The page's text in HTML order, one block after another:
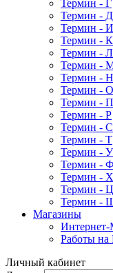
Термин - Г
Термин - Д
Термин - И
Термин - К
Термин - Л
Термин -
Термин - Н
Термин - О
Термин - П
Термин - Р
Термин - С
Термин - Т
Термин - У
Термин - Ф
Термин - Х
Термин - Ц
Термин -
Магазины
Работы
Личный кабинет